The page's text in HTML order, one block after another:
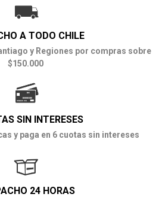
A TODO CHILE
y Regiones por compras sobre
$150.000
SIN INTERESES
y paga en 6 cuotas sin intereses
24 HORAS